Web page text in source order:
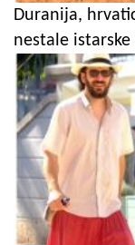
Duranija,
nestale